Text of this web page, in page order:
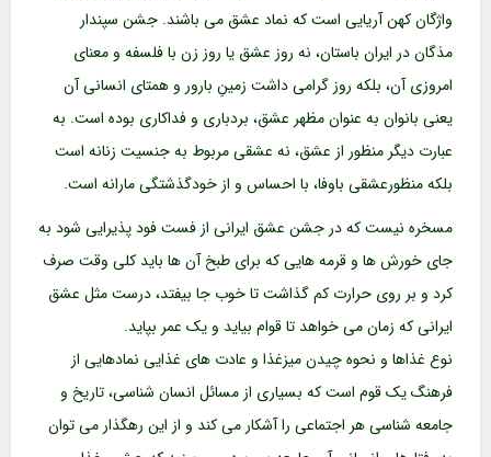
واژگان کهن آریایی است که نماد عشق می باشند. جشن سپندار
مذگان در ایران باستان، نه روز عشق یا روز زن با فلسفه و معنای
امروزی آن، بلکه روز گرامی داشت زمینِ بارور و همتای انسانی آن
یعنی بانوان به عنوان مظهر عشق، بردباری و فداکاری بوده است. به
عبارت دیگر منظور از عشق، نه عشقی مربوط به جنسیت زنانه است
بلکه منظورعشقی باوفا، با احساس و از خودگذشتگی مارانه است.
مسخره نیست که در جشن عشق ایرانی از فست فود پذیرایی شود به
جای خورش ها و قرمه هایی که برای طبخ آن ها باید کلی وقت صرف
کرد و بر روی حرارت کم گذاشت تا خوب جا بیفتد، درست مثل عشق
ایرانی که زمان می خواهد تا قوام بیاید و یک عمر بپاید.
نوع غذاها و نحوه چیدن میزغذا و عادت های غذایی نمادهایی از
فرهنگ یک قوم است که بسیاری از مسائل انسان شناسی، تاریخ و
جامعه شناسی هر اجتماعی را آشکار می کند و از این رهگذار می توان